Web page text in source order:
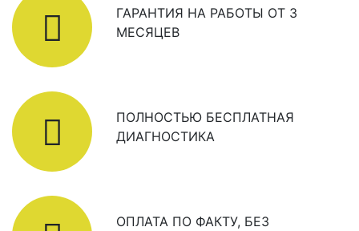
ГАРАНТИЯ НА РАБОТЫ ОТ 3
МЕСЯЦЕВ
ПОЛНОСТЬЮ БЕСПЛАТНАЯ
ДИАГНОСТИКА
ОПЛАТА ПО ФАКТУ, БЕЗ